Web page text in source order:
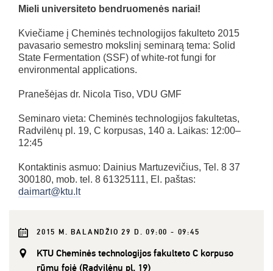
Mieli universiteto bendruomenės nariai!
Kviečiame į Cheminės technologijos fakulteto 2015
pavasario semestro mokslinį seminarą tema: Solid
State Fermentation (SSF) of white-rot fungi for
environmental applications.
Pranešėjas dr. Nicola Tiso, VDU GMF
Seminaro vieta: Cheminės technologijos fakultetas,
Radvilėnų pl. 19, C korpusas, 140 a. Laikas: 12:00–
12:45
Kontaktinis asmuo: Dainius Martuzevičius, Tel. 8 37
300180, mob. tel. 8 61325111, El. paštas:
daimart@ktu.lt
2015 M. BALANDŽIO 29 D. 09:00 - 09:45
KTU Cheminės technologijos fakulteto C korpuso
rūmų fojė (Radvilėnų pl. 19)